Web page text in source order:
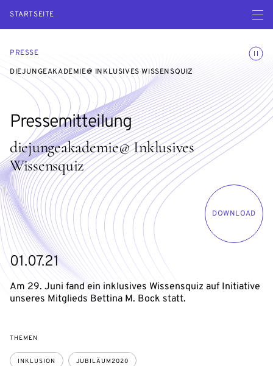
STARTSEITE Menü
PRESSE
DIEJUNGEAKADEMIE@ INKLUSIVES WISSENSQUIZ
diejungeakademie@ Inklusives
Wissensquiz
Pressemitteilung
DOWNLOAD
01.07.21
Am 29. Juni fand ein inklusives Wissensquiz auf Initiative
unseres Mitglieds Bettina M. Bock statt.
THEMEN
INKLUSION JUBILÄUM2020